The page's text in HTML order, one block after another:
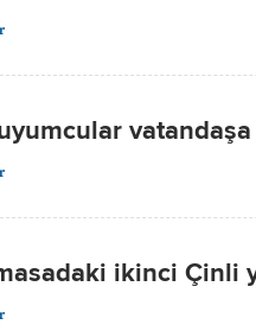
ikinci Çinli